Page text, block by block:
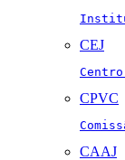
CEJ
CPVC
CAAJ